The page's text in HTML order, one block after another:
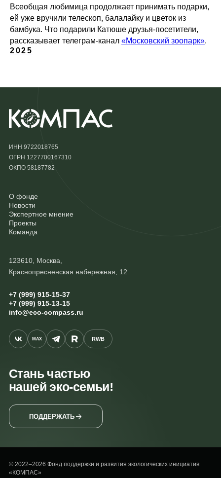
Всеобщая любимица продолжает принимать подарки,
ей уже вручили телескоп, балалайку и цветок из
бамбука. Что подарили Катюше друзья-посетители,
рассказывает телеграм-канал «Московский зоопарк».
2025
ИНН 9722018765
ОГРН 1227700167310
ОКПО 58187782
О фонде
Новости
Экспертное мнение
Проекты
Команда
123610, Москва,
Краснопресненская набережная, 12
+7 (999) 915-15-37
+7 (999) 915-13-15
info@eco-compass.ru
MAX RWB
Стань частью
нашей эко-семьи!
ПОДДЕРЖАТЬ
© 2022–2026 Фонд поддержки и развития экологических инициатив
«КОМПАС»